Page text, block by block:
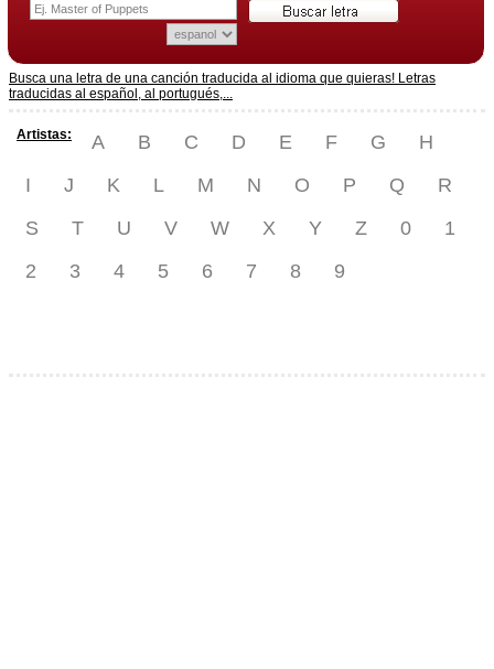
Busca una letra de una canción traducida al idioma que quieras! Letras
traducidas al español, al portugués,...
Artistas: A B C D E F G
H
I
J K L M N O P Q
R
S
T U V W X Y Z 0
1
2
3 4 5 6 7 8 9